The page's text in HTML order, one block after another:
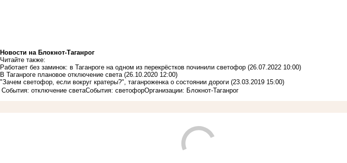
Новости на Блoкнoт-Таганрог
Читайте также:
Работает без заминок: в Таганроге на одном из перекрёстков починили светофор (26.07.2022 10:00)
В Таганроге плановое отключение света (26.10.2020 12:00)
"Зачем светофор, если вокруг кратеры?", таганроженка о состоянии дороги (23.03.2019 15:00)
События: отключение светаСобытия: светофорОрганизации: Блокнот-Таганрог